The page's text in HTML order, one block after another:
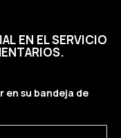
EN EL SERVICIO
en su bandeja de